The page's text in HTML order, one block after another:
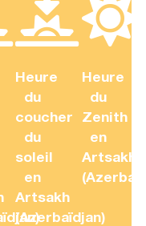
Heure
du
coucher
du
soleil
en
Artsakh
(Azerbaïdjan)
Heure
du
Zenith
en
Artsakh